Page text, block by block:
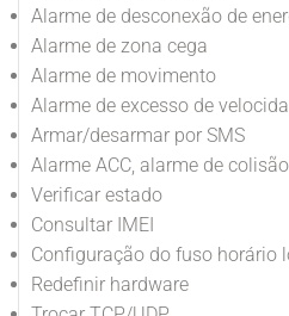
Alarme de desconexão de
Alarme de zona cega
Alarme de movimento
Alarme de excesso de
Armar/desarmar por SMS
Alarme ACC, alarme de colisão
Verificar estado
Consultar IMEI
Configuração do fuso horário
Redefinir hardware